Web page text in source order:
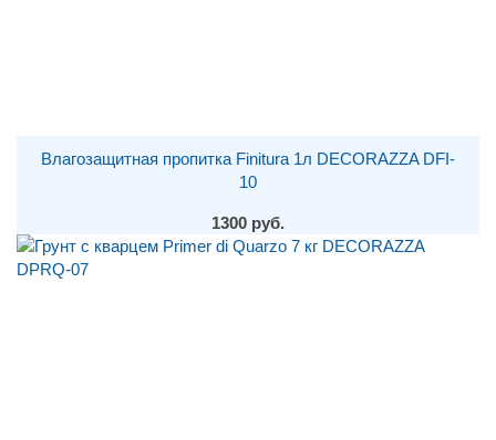
Влагозащитная пропитка Finitura 1л DECORAZZA DFI-
10
1300 руб.